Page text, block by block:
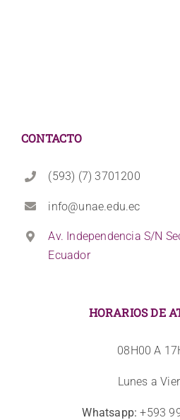
CONTACTO
(593) (7) 3701200
info@unae.edu.ec
Av. Independencia S/N
Ecuador
HORARIOS DE
08H00 A
Lunes a
Whatsapp: +593